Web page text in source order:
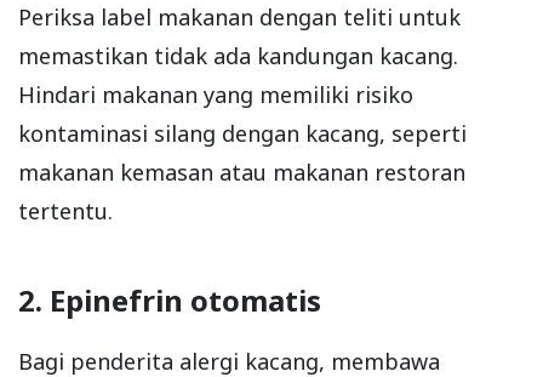
Periksa label makanan dengan teliti untuk
memastikan tidak ada kandungan kacang.
Hindari makanan yang memiliki risiko
kontaminasi silang dengan kacang, seperti
makanan kemasan atau makanan restoran
tertentu.
2. Epinefrin otomatis
Bagi penderita alergi kacang, membawa